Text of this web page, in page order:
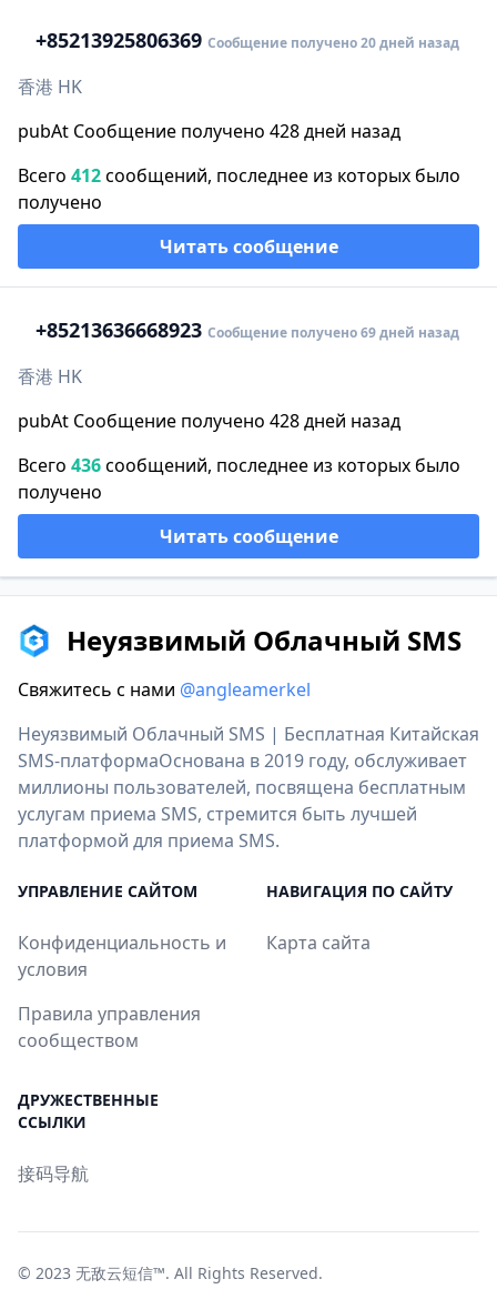
+85213925806369 Сообщение получено 20 дней назад
香港 HK
pubAt Сообщение получено 428 дней назад
Всего 412сообщений, последнее из которых было
получено
Читать сообщение
+85213636668923 Сообщение получено 69 дней назад
香港 HK
pubAt Сообщение получено 428 дней назад
Всего 436сообщений, последнее из которых было
получено
Читать сообщение
Неуязвимый Облачный SMS
Свяжитесь с нами @angleamerkel
Неуязвимый Облачный SMS | Бесплатная Китайская
SMS-платформаОснована в 2019 году, обслуживает
миллионы пользователей, посвящена бесплатным
услугам приема SMS, стремится быть лучшей
платформой для приема SMS.
УПРАВЛЕНИЕ САЙТОМ
Конфиденциальность и
условия
Правила управления
сообществом
НАВИГАЦИЯ ПО САЙТУ
Карта сайта
ДРУЖЕСТВЕННЫЕ
ССЫЛКИ
接码导航
© 2023 无敌云短信™. All Rights Reserved.